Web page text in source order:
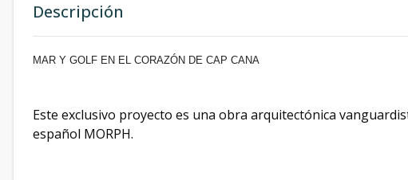
Descripción
MAR Y GOLF EN EL CORAZÓN DE CAP CANA
Este exclusivo proyecto es una obra arquitectónica
español MORPH.